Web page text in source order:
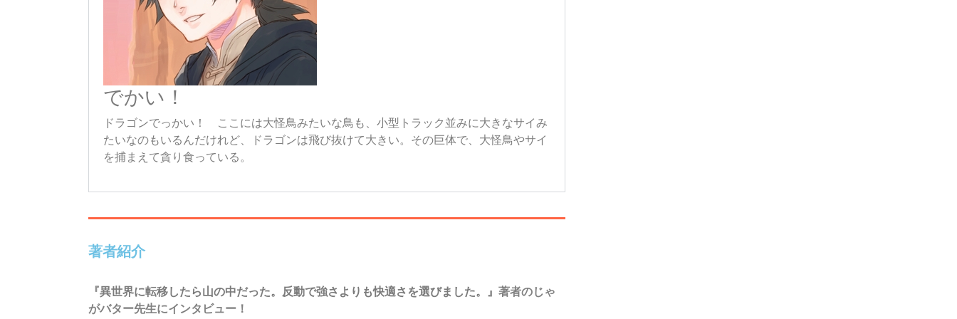
でかい！
ドラゴンでっかい！ ここには大怪鳥みたいな鳥も、小型トラック並みに大きなサイみ
たいなのもいるんだけれど、ドラゴンは飛び抜けて大きい。その巨体で、大怪鳥やサイ
を捕まえて貪り食っている。
著者紹介
『異世界に転移したら山の中だった。反動で強さよりも快適さを選びました。 』著者のじゃ
がバター先生にインタビュー！